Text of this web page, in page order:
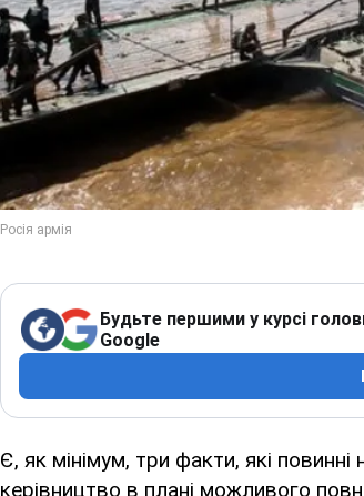
Будьте першими у курсі
Google
Є, як мінімум, три факти, які
керівництво в плані можливого